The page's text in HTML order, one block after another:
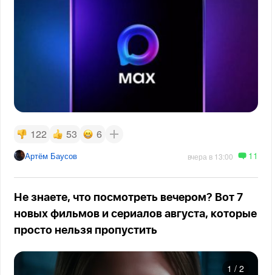
122 53 6
Артём Баусов вчера в 13:00 11
Не знаете, что посмотреть вечером? Вот 7
новых фильмов и сериалов августа, которые
просто нельзя пропустить
1 / 2